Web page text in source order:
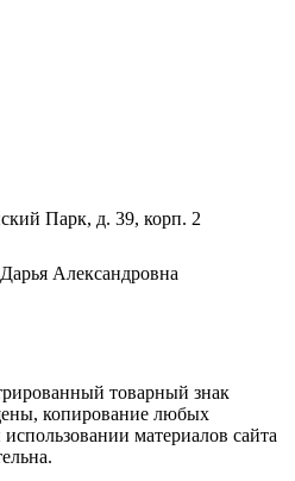
Парк, д. 39, корп. 2
Александровна
товарный знак
копирование любых
материалов сайта